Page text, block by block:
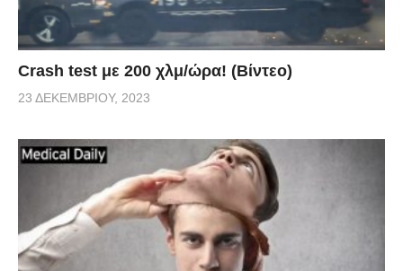
Crash test με 200 χλμ/ώρα! (Βίντεο)
23 ΔΕΚΕΜΒΡΊΟΥ, 2023